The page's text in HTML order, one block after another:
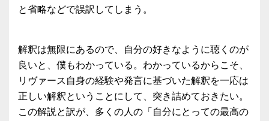
と省略などで誤訳してしまう。
解釈は無限にあるので、自分の好きなように聴くのが
良いと、僕もわかっている。わかっているからこそ、
リヴァース自身の経験や発言に基づいた解釈を一応は
正しい解釈ということにして、突き詰めておきたい。
この解説と訳が、多くの人の「自分にとっての最高の